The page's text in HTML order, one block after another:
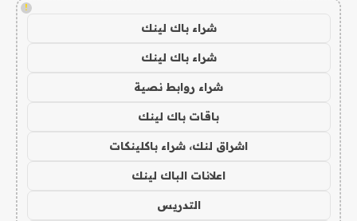
!
شراء باك لينك
شراء باك لينك
شراء روابط نصية
باقات باك لينك
اشراق لنك، شراء باكلينكات
اعلانات الباك لينك
التدريس